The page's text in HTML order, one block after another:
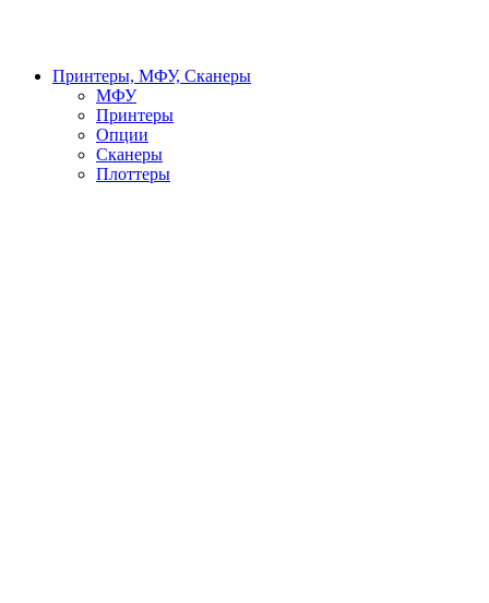
Принтеры, МФУ, Сканеры
МФУ
Принтеры
Опции
Сканеры
Плоттеры